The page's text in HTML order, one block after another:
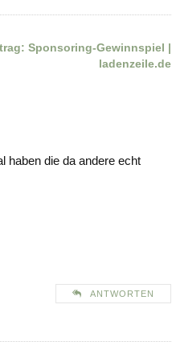
Sponsoring-Gewinnspiel |
ladenzeile.de
haben die da andere echt
ANTWORTEN